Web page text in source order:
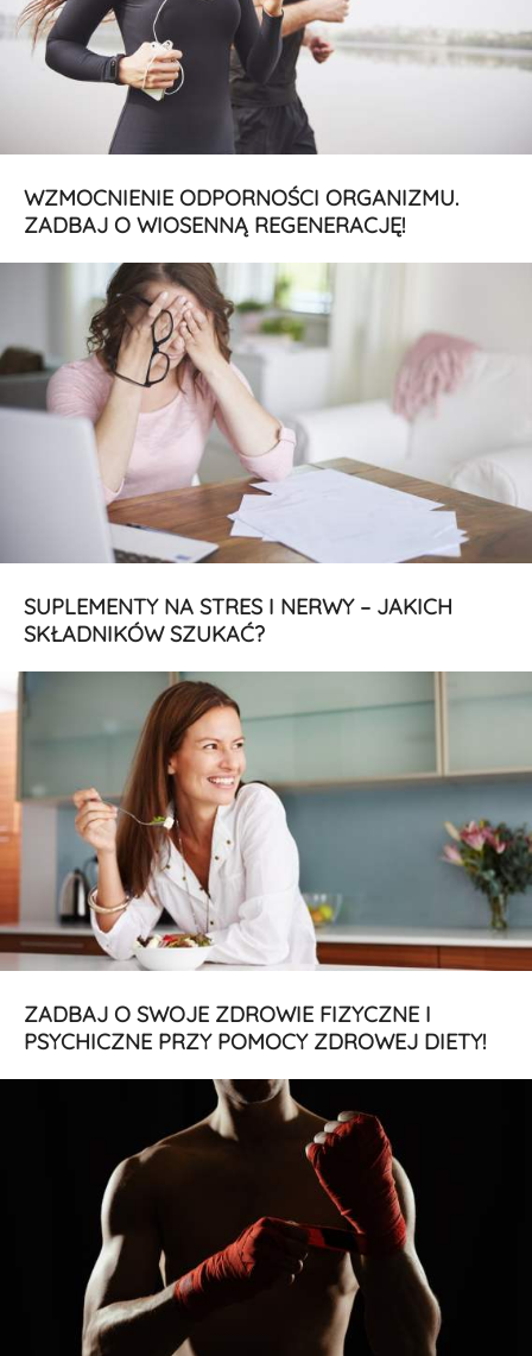
WZMOCNIENIE ODPORNOŚCI ORGANIZMU.
ZADBAJ O WIOSENNĄ REGENERACJĘ!
SUPLEMENTY NA STRES I NERWY – JAKICH
SKŁADNIKÓW SZUKAĆ?
ZADBAJ O SWOJE ZDROWIE FIZYCZNE I
PSYCHICZNE PRZY POMOCY ZDROWEJ DIETY!